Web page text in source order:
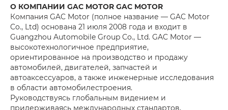
О КОМПАНИИ GAC MOTOR GAC MOTOR
Компания GAC Motor (полное название — GAC Motor
Co., Ltd) основана 21 июля 2008 года и входит в
Guangzhou Automobile Group Co., Ltd. GAC Motor —
высокотехнологичное предприятие,
ориентированное на производство и продажу
автомобилей, двигателей, запчастей и
автоаксессуаров, а также инженерные исследования
в области автомобилестроения.
Руководствуясь глобальным видением и
придерживаясь международных стандартов,